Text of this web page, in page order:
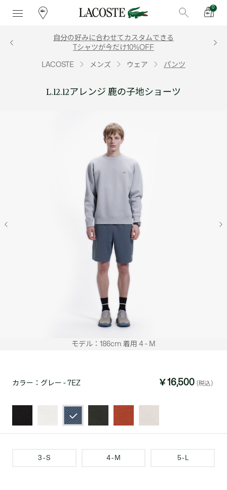
0
自分の好みに合わせてカスタムできる
Tシャツが今だけ10%OFF
LACOSTE メンズ ウェア パンツ
L.12.12アレンジ 鹿の子地ショーツ
モデル：186cm 着用 4 - M
カラー： グレー - 7EZ ￥16,500 (税込)
3 - S 4 - M 5 - L